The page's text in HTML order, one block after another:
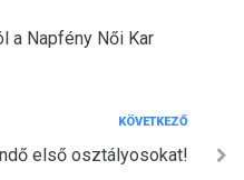
a Napfény Női Kar
KÖVETKEZŐ
első osztályosokat!